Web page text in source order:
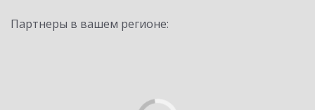
Партнеры в вашем регионе: